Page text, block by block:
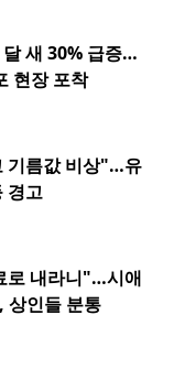
새 30% 급증…
현장 포착
기름값 비상"…유
경고
로 내라니"…시애
상인들 분통